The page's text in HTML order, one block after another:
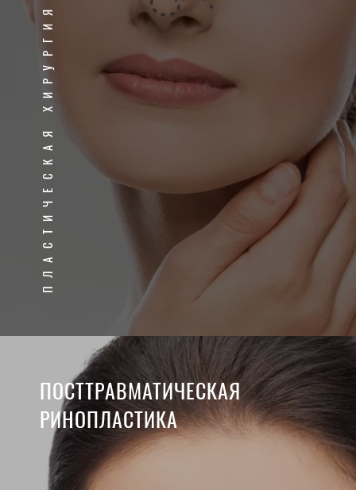
ПЛАСТИЧЕСКАЯ ХИРУРГИЯ
ПОСТТРАВМАТИЧЕСКАЯ
РИНОПЛАСТИКА